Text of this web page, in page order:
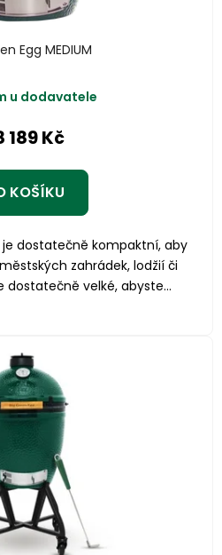
Egg MEDIUM
u dodavatele
189 Kč
KOŠÍKU
je dostatečně kompaktní, aby
zahrádek, lodžií či
dostatečně velké, abyste...